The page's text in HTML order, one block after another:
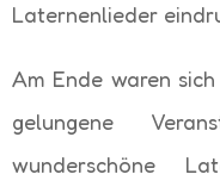
Laternenlieder
Am Ende waren
gelungene
wunderschöne